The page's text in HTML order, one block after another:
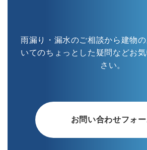
雨漏り・漏水のご相談から建物
いてのちょっとした疑問などお
さい。
お問い合わせフォ